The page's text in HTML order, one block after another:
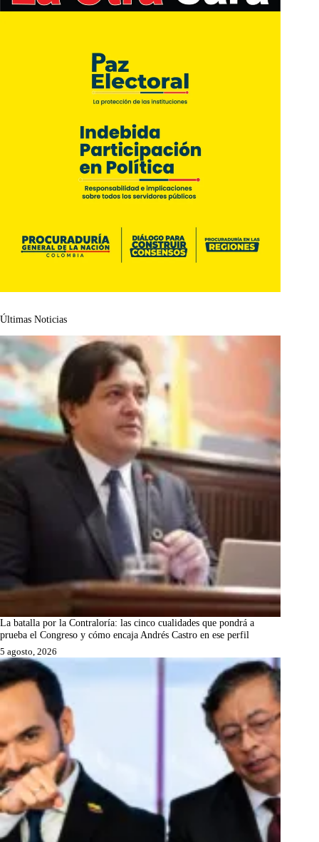
Últimas Noticias
La batalla por la Contraloría: las cinco cualidades que pondrá a
prueba el Congreso y cómo encaja Andrés Castro en ese perfil
5 agosto, 2026